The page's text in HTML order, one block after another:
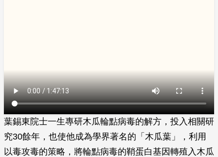
葉錫東院士一生專研木瓜輪點病毒的解方，投入相關研
究30餘年，也使他成為學界著名的「木瓜葉」，利用
以毒攻毒的策略，將輪點病毒的鞘蛋白基因轉殖入木瓜